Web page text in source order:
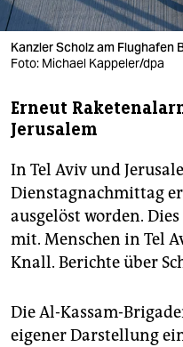
verlag
veranstaltungen
fragen & hilfe
abo
genossenschaft
epaper login
Kanzler Scholz am Flughafen
Foto: Michael Kappeler/dpa
Erneut
Jerusalem
In Tel Aviv und
Dienstagnachmittag
ausgelöst worden.
mit. Menschen in Tel
Knall. Berichte über
Die Al-Kassam-
eigener Darstellung